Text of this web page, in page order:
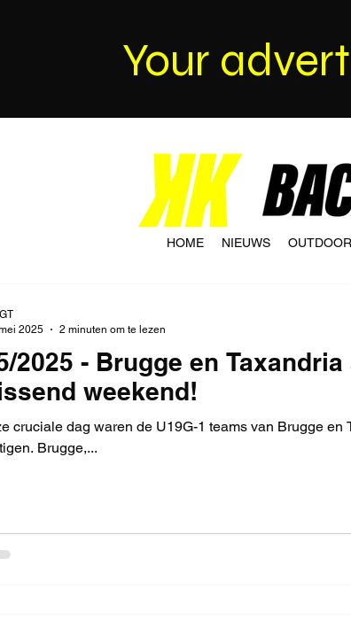
Your
HOME NIEUWS
2025 - Brugge en
weekend!
cruciale dag waren de U19G-1 teams van Brugge
Brugge,...
2025
2 minuten om te lezen